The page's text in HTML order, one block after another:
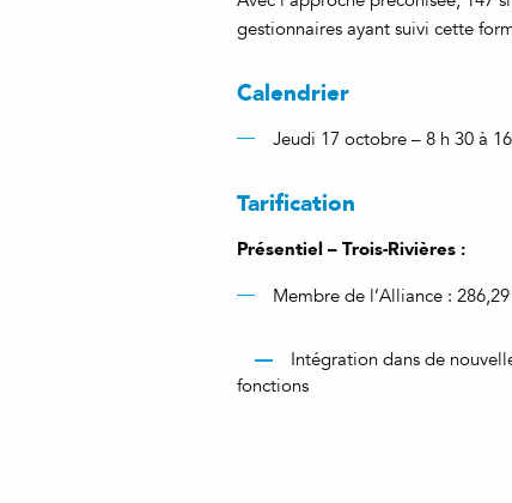
gestionnaires ayant suivi cette
Calendrier
Jeudi 17 octobre – 8 h 30 à
Tarification
Présentiel – Trois-Rivières :
Membre de l’Alliance :
Intégration dans de
fonctions